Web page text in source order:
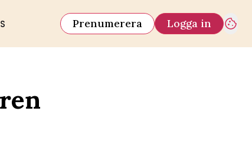
Prenumerera Logga in